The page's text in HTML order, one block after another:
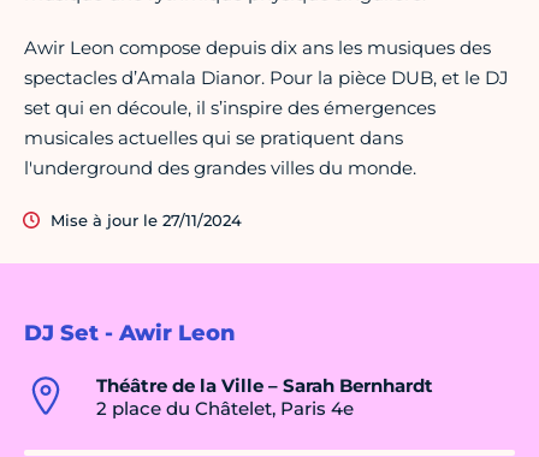
DJ Set - Awir Leon
Théâtre de la Ville – Sarah Bernhardt
2 place du Châtelet, Paris 4e
Awir Leon compose depuis dix ans les musiques des
spectacles d’Amala Dianor. Pour la pièce DUB, et le DJ
set qui en découle, il s’inspire des émergences
musicales actuelles qui se pratiquent dans
l'underground des grandes villes du monde.
Mise à jour le 27/11/2024